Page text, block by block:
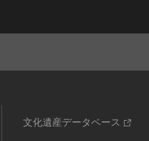
文化遺産データベース